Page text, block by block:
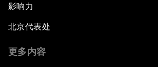
影响力
北京代表处
更多内容